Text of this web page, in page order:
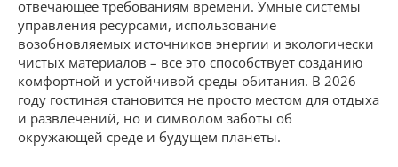
отвечающее требованиям времени. Умные системы
управления ресурсами, использование
возобновляемых источников энергии и экологически
чистых материалов – все это способствует созданию
комфортной и устойчивой среды обитания. В 2026
году гостиная становится не просто местом для отдыха
и развлечений, но и символом заботы об
окружающей среде и будущем планеты.